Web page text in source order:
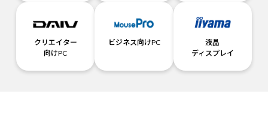
クリエイター
向けPC
ビジネス向けPC
液晶
ディスプレイ